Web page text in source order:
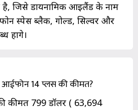
है, जिसे डायनामिक आइलैंड के नाम
स्पेस ब्लैक, गोल्ड, सिल्वर और
होंगे।
14 प्लस की कीमत?
कीमत 799 डॉलर ( 63,694